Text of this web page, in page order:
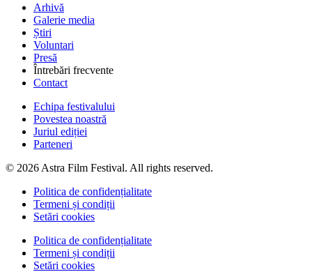
Arhivă
Galerie media
Știri
Voluntari
Presă
Întrebări frecvente
Contact
Echipa festivalului
Povestea noastră
Juriul ediției
Parteneri
© 2026 Astra Film Festival. All rights reserved.
Politica de confidențialitate
Termeni și condiții
Setări cookies
Politica de confidențialitate
Termeni și condiții
Setări cookies